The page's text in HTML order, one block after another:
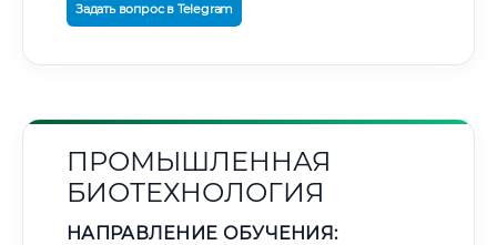
Задать вопрос в Telegram
ПРОМЫШЛЕННАЯ
БИОТЕХНОЛОГИЯ
НАПРАВЛЕНИЕ ОБУЧЕНИЯ: